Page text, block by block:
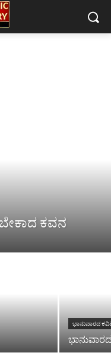
ಕವನ
ಭಾನುವಾರದ